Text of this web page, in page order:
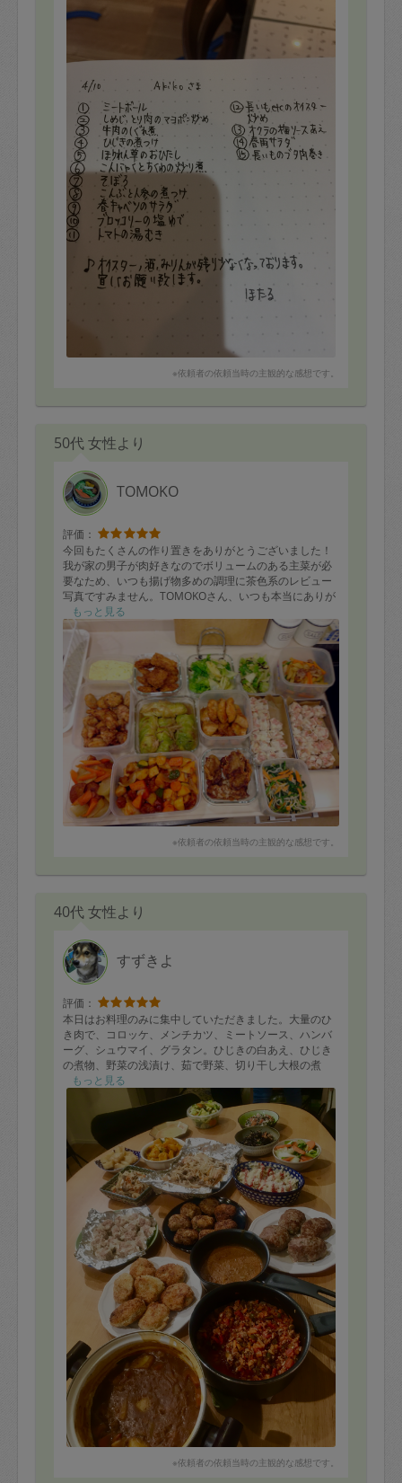
※依頼者の依頼当時の主観的な感想です。
50代 女性より
TOMOKO
評価：
今回もたくさんの作り置きをありがとうございました！
我が家の男子が肉好きなのでボリュームのある主菜が必
要なため、いつも揚げ物多めの調理に茶色系のレビュー
写真ですみません。TOMOKOさん、いつも本当にありが
とうございます。
もっと見る
※依頼者の依頼当時の主観的な感想です。
40代 女性より
すずきよ
評価：
本日はお料理のみに集中していただきました。大量のひ
き肉で、コロッケ、メンチカツ、ミートソース、ハンバ
ーグ、シュウマイ、グラタン。ひじきの白あえ、ひじき
の煮物、野菜の浅漬け、茹で野菜、切り干し大根の煮
物、かぼちゃの甘煮、カレー大人用、子供用、鮭のちゃ
んちゃん焼きなど…
安定の感動です。ありがとうございました！！
もっと見る
※依頼者の依頼当時の主観的な感想です。